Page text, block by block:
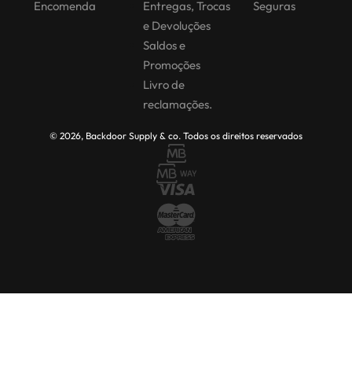
Encomenda
Entregas, Trocas
e Devoluções
Saldos e
Promoções
Livro de
reclamações.
Seguras
© 2026, Backdoor Supply & co. Todos os direitos reservados